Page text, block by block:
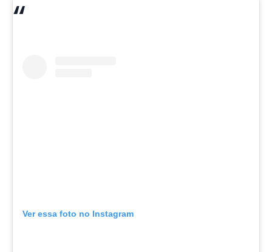
Ver essa foto no Instagram